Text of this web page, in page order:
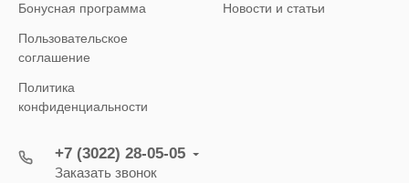
Бонусная программа
Пользовательское
соглашение
Политика
конфиденциальности
Новости и статьи
+7 (3022) 28-05-05
Заказать звонок